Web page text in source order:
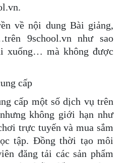
về nội dung Bài giảng,
9school.vn như sao
xuống… mà không được
cấp
cấp một số dịch vụ trên
không giới hạn như
trực tuyến và mua sắm
tập. Đồng thời tạo môi
đăng tải các sản phẩm